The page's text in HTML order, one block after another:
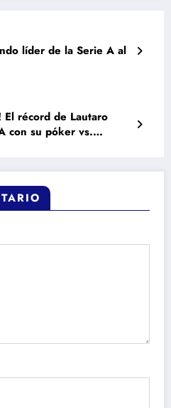
líder de la Serie A al
El récord de Lautaro
con su póker vs.